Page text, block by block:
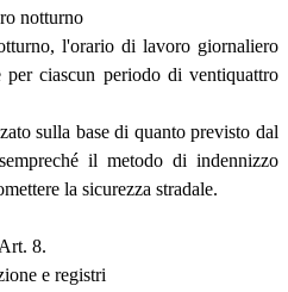
notturno
l'orario di lavoro giornaliero
ciascun periodo di ventiquattro
sulla base di quanto previsto dal
il metodo di indennizzo
la sicurezza stradale.
Art. 8.
e registri